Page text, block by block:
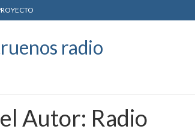
radio
Autor: Radio